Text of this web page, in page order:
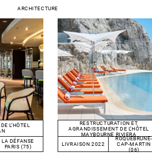
ARCHITECTURE
L’HÔTEL
LA DÉFANSE
PARIS (75)
RESTRUCTURATION ET
AGRANDISSEMENT DE L’HÔTEL
MAYBOURNE RIVIERA
LIVRAISON 2022
ROQUEBRUNE-
CAP-MARTIN
(06)